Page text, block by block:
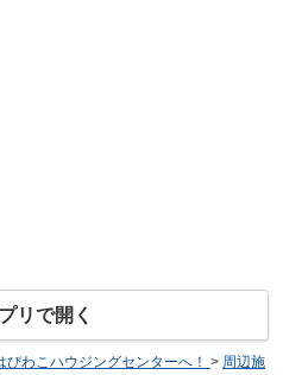
リで開く
わこハウジングセンターへ！ > 周辺施